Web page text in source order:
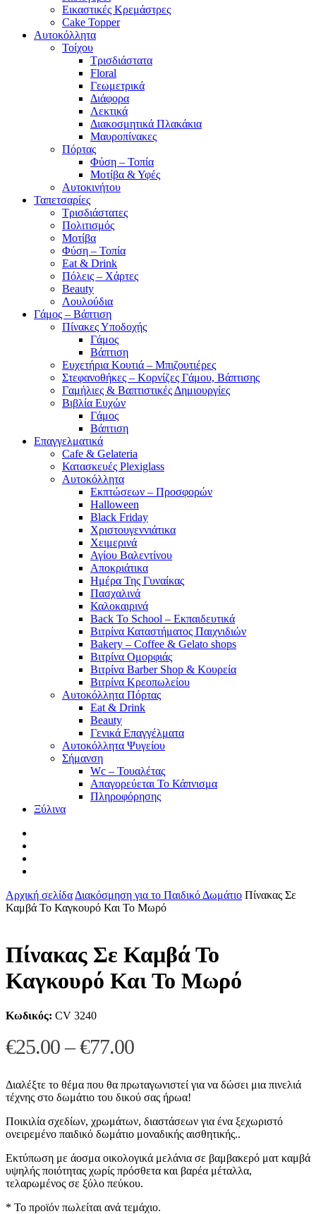
Εικαστικές Κρεμάστρες
Cake Topper
Αυτοκόλλητα
Τοίχου
Τρισδιάστατα
Floral
Γεωμετρικά
Διάφορα
Λεκτικά
Διακοσμητικά Πλακάκια
Μαυροπίνακες
Πόρτας
Φύση – Τοπία
Μοτίβα & Υφές
Αυτοκινήτου
Ταπετσαρίες
Τρισδιάστατες
Πολιτισμός
Μοτίβα
Φύση – Τοπία
Eat & Drink
Πόλεις – Χάρτες
Beauty
Λουλούδια
Γάμος – Βάπτιση
Πίνακες Υποδοχής
Γάμος
Βάπτιση
Ευχετήρια Κουτιά – Μπιζουτιέρες
Στεφανοθήκες – Κορνίζες Γάμου, Βάπτισης
Γαμήλιες & Βαπτιστικές Δημιουργίες
Βιβλία Ευχών
Γάμος
Βάπτιση
Επαγγελματικά
Cafe & Gelateria
Κατασκευές Plexiglass
Αυτοκόλλητα
Εκπτώσεων – Προσφορών
Halloween
Black Friday
Χριστουγεννιάτικα
Χειμερινά
Αγίου Βαλεντίνου
Αποκριάτικα
Ημέρα Της Γυναίκας
Πασχαλινά
Καλοκαιρινά
Back To School – Εκπαιδευτικά
Βιτρίνα Καταστήματος Παιχνιδιών
Bakery – Coffee & Gelato shops
Βιτρίνα Ομορφιάς
Βιτρίνα Barber Shop & Κουρεία
Βιτρίνα Κρεοπωλείου
Αυτοκόλλητα Πόρτας
Eat & Drink
Beauty
Γενικά Επαγγέλματα
Αυτοκόλλητα Ψυγείου
Σήμανση
Wc – Τουαλέτας
Απαγορεύεται Το Κάπνισμα
Πληροφόρησης
Ξύλινα
Αρχική σελίδα Διακόσμηση για το Παιδικό Δωμάτιο Πίνακας Σε
Καμβά Το Καγκουρό Και Το Μωρό
Πίνακας Σε Καμβά Το
Καγκουρό Και Το Μωρό
Κωδικός: CV 3240
€25.00 – €77.00Price
€25.00
through
€77.00
Διαλέξτε το θέμα που θα πρωταγωνιστεί για να δώσει μια πινελιά
τέχνης στο δωμάτιο του δικού σας ήρωα!
Ποικιλία σχεδίων, χρωμάτων, διαστάσεων για ένα ξεχωριστό
ονειρεμένο παιδικό δωμάτιο μοναδικής αισθητικής..
Εκτύπωση με άοσμα οικολογικά μελάνια σε βαμβακερό ματ καμβά
υψηλής ποιότητας χωρίς πρόσθετα και βαρέα μέταλλα,
τελαρωμένος σε ξύλο πεύκου.
* Το προϊόν πωλείται ανά τεμάχιο.